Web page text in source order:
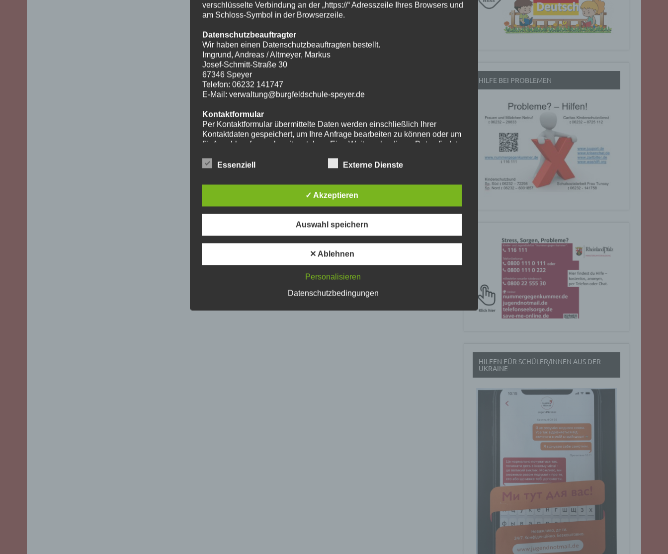
HILFE BEI PROBLEMEN
HILFEN FÜR SCHÜLER/INNEN AUS DER
UKRAINE
verschlüsselte Verbindung an der „https://“ Adresszeile Ihres Browsers und
am Schloss-Symbol in der Browserzeile.
Datenschutzbeauftragter
Wir haben einen Datenschutzbeauftragten bestellt.
Imgrund, Andreas / Altmeyer, Markus
Josef-Schmitt-Straße 30
67346 Speyer
Telefon: 06232 141747
E-Mail: verwaltung@burgfeldschule-speyer.de
Kontaktformular
Per Kontaktformular übermittelte Daten werden einschließlich Ihrer
Kontaktdaten gespeichert, um Ihre Anfrage bearbeiten zu können oder um
für Anschlussfragen bereitzustehen. Eine Weitergabe dieser Daten findet
Die Verarbeitung der in das Kontaktformular eingegebenen Daten erfolgt
DSGVO). Ein Widerruf Ihrer bereits erteilten Einwilligung ist jederzeit
möglich. Für den Widerruf genügt eine formlose Mitteilung per E-Mail. Die
Datenverarbeitungsvorgänge bleibt vom Widerruf unberührt.
Über das Kontaktformular übermittelte Daten verbleiben bei uns, bis Sie
uns zur Löschung auffordern, Ihre Einwilligung zur Speicherung widerrufen
oder keine Notwendigkeit der Datenspeicherung mehr besteht. Zwingende
gesetzliche Bestimmungen - insbesondere Aufbewahrungsfristen - bleiben
unberührt.
Für Integration und Darstellung von Videoinhalten nutzt unsere Website
Cherry Ave., San Bruno, CA 94066, USA.
Essenziell Externe Dienste
✓ Akzeptieren
Auswahl speichern
✕ Ablehnen
Personalisieren
Datenschutzbedingungen